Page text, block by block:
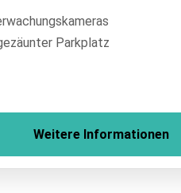
Parkplatz
Weitere Informationen